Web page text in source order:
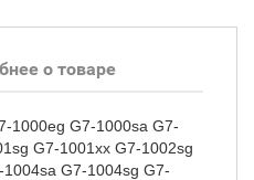
о товаре
1000eg G7-1000sa G7-
G7-1001xx G7-1002sg
G7-1004sg G7-